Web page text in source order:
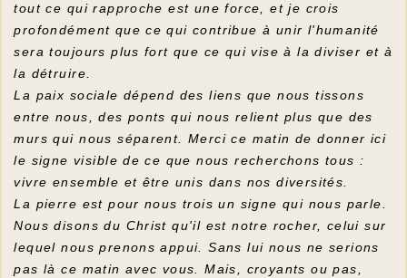
tout ce qui rapproche est une force, et je crois
profondément que ce qui contribue à unir l'humanité
sera toujours plus fort que ce qui vise à la diviser et à
la détruire.
La paix sociale dépend des liens que nous tissons
entre nous, des ponts qui nous relient plus que des
murs qui nous séparent. Merci ce matin de donner ici
le signe visible de ce que nous recherchons tous :
vivre ensemble et être unis dans nos diversités.
La pierre est pour nous trois un signe qui nous parle.
Nous disons du Christ qu'il est notre rocher, celui sur
lequel nous prenons appui. Sans lui nous ne serions
pas là ce matin avec vous. Mais, croyants ou pas,